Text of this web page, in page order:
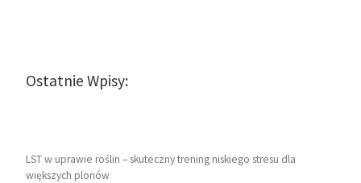
Ostatnie Wpisy:
LST w uprawie roślin – skuteczny trening niskiego stresu dla
większych plonów